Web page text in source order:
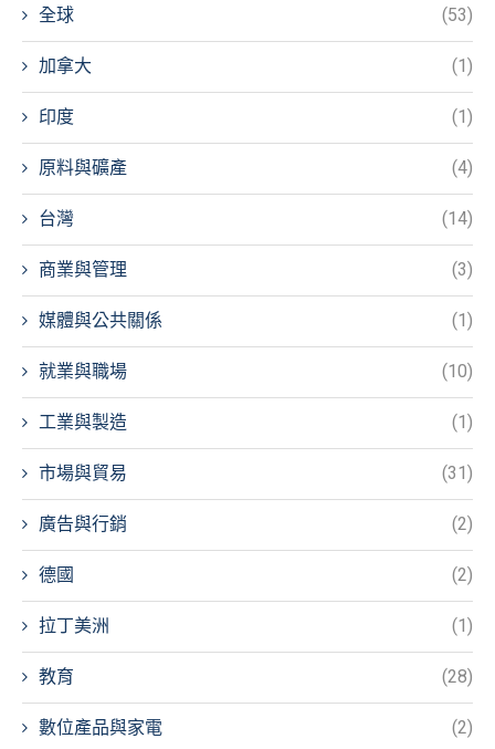
全球 (53)
加拿大 (1)
印度 (1)
原料與礦產 (4)
台灣 (14)
商業與管理 (3)
媒體與公共關係 (1)
就業與職場 (10)
工業與製造 (1)
市場與貿易 (31)
廣告與行銷 (2)
德國 (2)
拉丁美洲 (1)
教育 (28)
數位產品與家電 (2)